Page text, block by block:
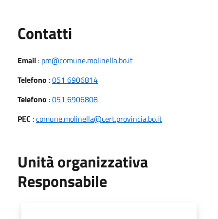
Contatti
Email : pm@comune.molinella.bo.it
Telefono :051 6906814
Telefono :051 6906808
PEC :comune.molinella@cert.provincia.bo.it
Unità organizzativa
Responsabile